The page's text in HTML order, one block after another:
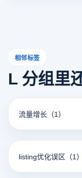
相邻标签
L 分组里
流量增长 （1）
listing优化误区 （1）